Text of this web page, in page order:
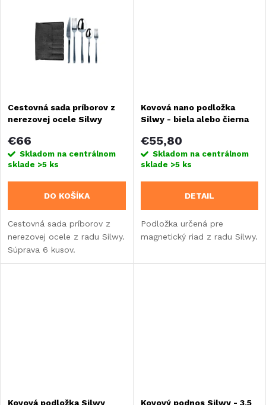
Cestovná sada príborov z
nerezovej ocele Silwy
€66
Skladom na centrálnom
sklade >5 ks
DO KOŠÍKA
Cestovná sada príborov z
nerezovej ocele z radu Silwy.
Súprava 6 kusov.
Kovová nano podložka
Silwy - biela alebo čierna
€55,80
Skladom na centrálnom
sklade >5 ks
DETAIL
Podložka určená pre
magnetický riad z radu Silwy.
Kovová podložka Silwy Kovový podnos Silwy - 3,5